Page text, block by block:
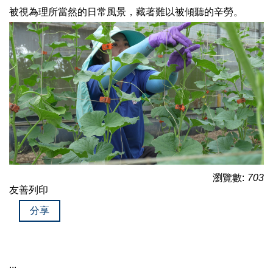
被視為理所當然的日常風景，藏著難以被傾聽的辛勞。
瀏覽數: 703
友善列印
分享
:::